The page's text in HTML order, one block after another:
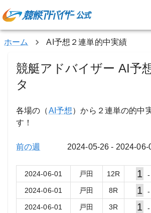
ホーム AI予想２連単的中実績
競艇アドバイザー AI予
タ
各場の（AI予想）から２連単の的中
す！
前の週 2024-05-26 - 2024-06-
2024-06-01 戸田 12R 1 -
2024-06-01 戸田 8R 1 -
2024-06-01 戸田 3R 1 -